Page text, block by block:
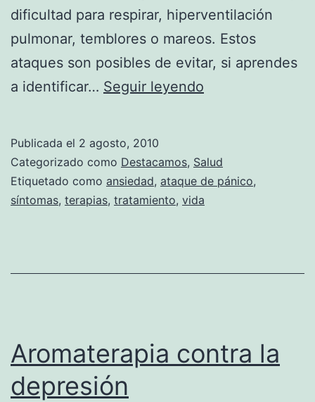
dificultad para respirar, hiperventilación
pulmonar, temblores o mareos. Estos
ataques son posibles de evitar, si aprendes
a identificar… Seguir leyendo
Publicada el 2 agosto, 2010
Categorizado como Destacamos, Salud
Etiquetado como ansiedad, ataque de pánico,
síntomas, terapias, tratamiento, vida
Aromaterapia contra la
depresión